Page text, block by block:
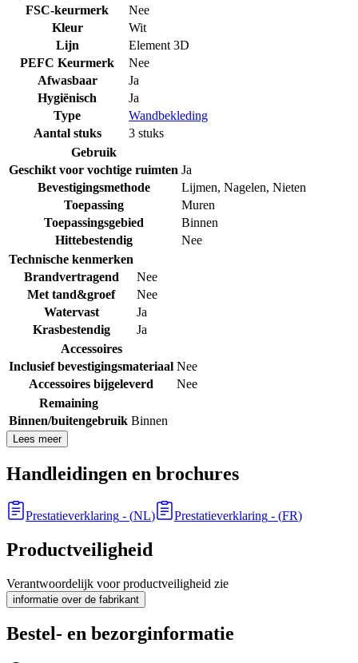
FSC-keurmerk
Nee
Kleur
Wit
Lijn
Element 3D
PEFC Keurmerk
Nee
Afwasbaar
Ja
Hygiënisch
Ja
Type
Wandbekleding
Aantal stuks
3 stuks
Gebruik
Geschikt voor vochtige ruimten Ja
Bevestigingsmethode
Lijmen, Nagelen, Nieten
Toepassing
Muren
Toepassingsgebied
Binnen
Hittebestendig
Nee
Technische kenmerken
Brandvertragend
Nee
Met tand&groef
Nee
Watervast
Ja
Krasbestendig
Ja
Accessoires
Inclusief bevestigingsmateriaal Nee
Accessoires bijgeleverd
Nee
Remaining
Binnen/buitengebruik Binnen
Lees meer
Handleidingen en brochures
Prestatieverklaring - (NL) Prestatieverklaring - (FR)
Productveiligheid
Verantwoordelijk voor productveiligheid zie
informatie over de fabrikant
Bestel- en bezorginformatie